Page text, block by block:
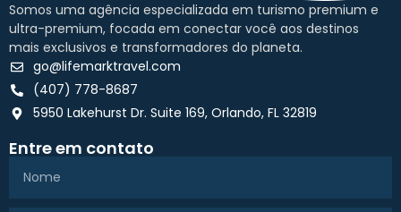
Somos uma agência especializada em turismo premium e
ultra-premium, focada em conectar você aos destinos
mais exclusivos e transformadores do planeta.
go@lifemarktravel.com
(407) 778-8687
5950 Lakehurst Dr. Suite 169, Orlando, FL 32819
Entre em contato